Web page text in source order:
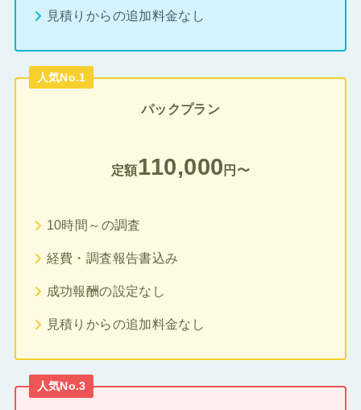
見積りからの追加料金なし
人気No.1
パックプラン
定額110,000 円〜
10時間～の調査
経費・調査報告書込み
成功報酬の設定なし
見積りからの追加料金なし
人気No.3